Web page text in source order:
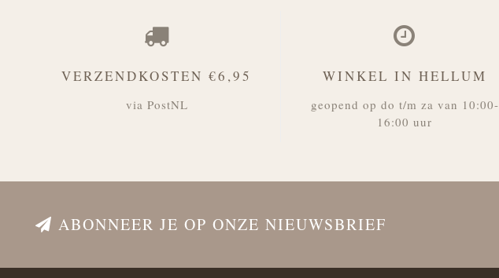
VERZENDKOSTEN €6,95
via PostNL
WINKEL IN HELLUM
geopend op do t/m za van 10:00-
16:00 uur
ABONNEER JE OP ONZE NIEUWSBRIEF